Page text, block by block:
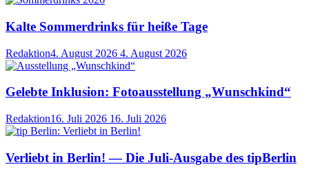
Kalte Sommerdrinks für heiße Tage
Redaktion4. August 2026 4. August 2026
Gelebte Inklusion: Fotoausstellung „Wunschkind“
Redaktion16. Juli 2026 16. Juli 2026
Verliebt in Berlin! — Die Juli-Ausgabe des tipBerlin